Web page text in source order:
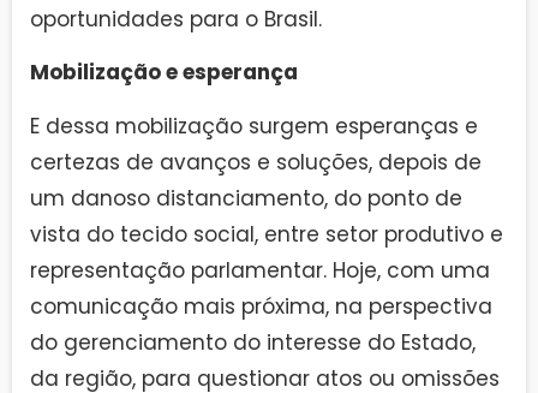
oportunidades para o Brasil.
Mobilização e esperança
E dessa mobilização surgem esperanças e
certezas de avanços e soluções, depois de
um danoso distanciamento, do ponto de
vista do tecido social, entre setor produtivo e
representação parlamentar. Hoje, com uma
comunicação mais próxima, na perspectiva
do gerenciamento do interesse do Estado,
da região, para questionar atos ou omissões